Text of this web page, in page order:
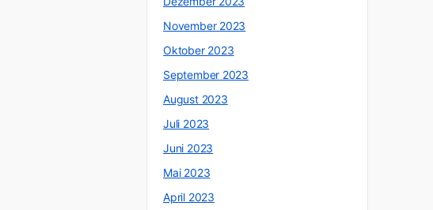
November 2023
Oktober 2023
September 2023
August 2023
Juli 2023
Juni 2023
Mai 2023
April 2023